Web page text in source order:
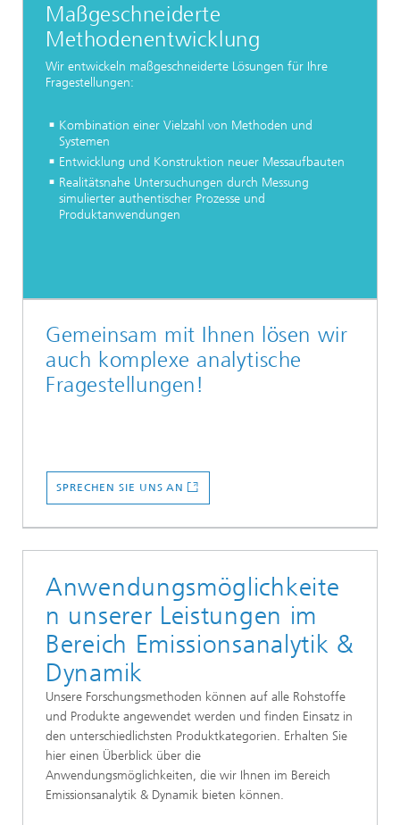
Maßgeschneiderte
Methodenentwicklung
Wir entwickeln maßgeschneiderte Lösungen für Ihre
Fragestellungen:
Kombination einer Vielzahl von Methoden und
Systemen
Entwicklung und Konstruktion neuer Messaufbauten
Realitätsnahe Untersuchungen durch Messung
simulierter authentischer Prozesse und
Produktanwendungen
Gemeinsam mit Ihnen lösen wir
auch komplexe analytische
Fragestellungen!
SPRECHEN SIE UNS AN
Anwendungsmöglichkeite
n unserer Leistungen im
Bereich Emissionsanalytik &
Dynamik
Unsere Forschungsmethoden können auf alle Rohstoffe
und Produkte angewendet werden und finden Einsatz in
den unterschiedlichsten Produktkategorien. Erhalten Sie
hier einen Überblick über die
Anwendungsmöglichkeiten, die wir Ihnen im Bereich
Emissionsanalytik & Dynamik bieten können.